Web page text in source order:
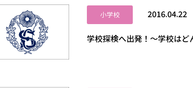
小学校 2016.04.22
学校探検へ出発！～学校は